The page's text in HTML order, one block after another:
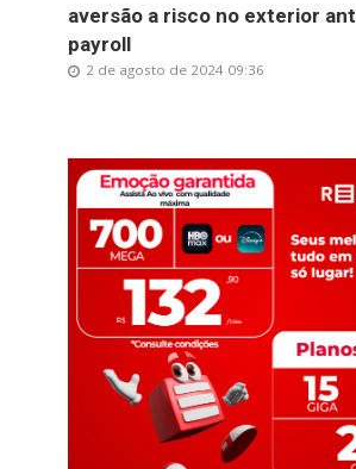
aversão a risco no exterior
payroll
2 de agosto de 2024 09:36